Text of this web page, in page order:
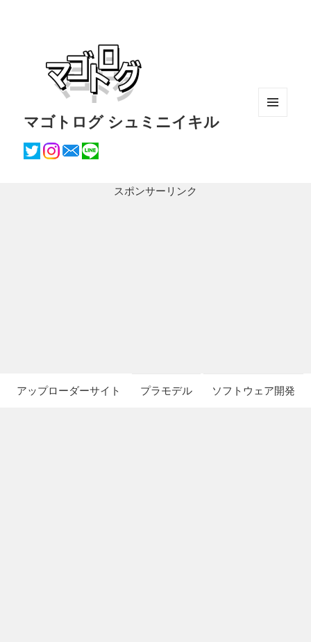
マゴトログ シュミニイキル
スポンサーリンク
アップローダーサイト プラモデル ソフトウェア開発